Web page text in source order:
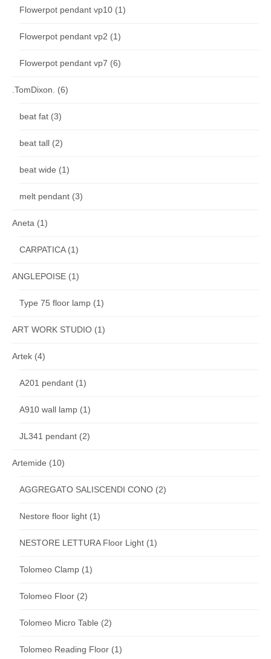
Flowerpot pendant vp10 (1)
Flowerpot pendant vp2 (1)
Flowerpot pendant vp7 (6)
.TomDixon. (6)
beat fat (3)
beat tall (2)
beat wide (1)
melt pendant (3)
Aneta (1)
CARPATICA(1)
ANGLEPOISE (1)
Type 75 floor lamp (1)
ART WORK STUDIO (1)
Artek (4)
A201 pendant (1)
A910 wall lamp (1)
JL341 pendant (2)
Artemide (10)
AGGREGATO SALISCENDI CONO (2)
Nestore floor light (1)
NESTORE LETTURA Floor Light (1)
Tolomeo Clamp (1)
Tolomeo Floor (2)
Tolomeo Micro Table (2)
Tolomeo Reading Floor (1)